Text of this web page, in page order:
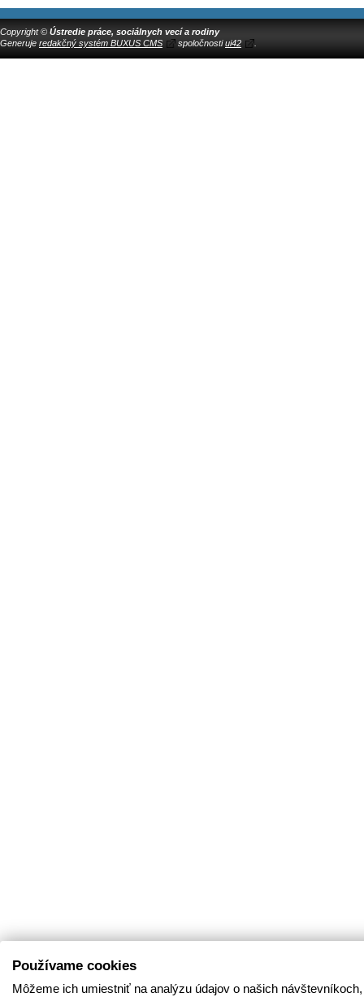
Copyright © Ústredie práce, sociálnych vecí a rodiny
Generuje redakčný systém BUXUS CMS spoločnostiui42
Používame cookies
Môžeme ich umiestniť na analýzu údajov o našich